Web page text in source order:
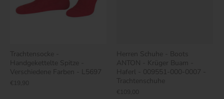
Trachtensocke -
Handgekettelte Spitze -
Verschiedene Farben - L5697
€19,90
Herren Schuhe - Boots
ANTON - Krüger Buam -
Haferl - 009551-000-0007 -
Trachtenschuhe
€109,00